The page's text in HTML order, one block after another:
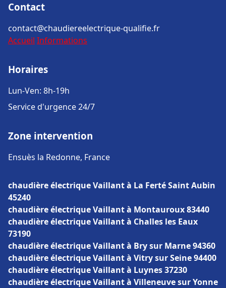
Contact
contact@chaudiereelectrique-qualifie.fr
Accueil Informations
Horaires
Lun-Ven: 8h-19h
Service d'urgence 24/7
Zone intervention
Ensuès la Redonne, France
chaudière électrique Vaillant à La Ferté Saint Aubin
45240
chaudière électrique Vaillant à Montauroux 83440
chaudière électrique Vaillant à Challes les Eaux
73190
chaudière électrique Vaillant à Bry sur Marne 94360
chaudière électrique Vaillant à Vitry sur Seine 94400
chaudière électrique Vaillant à Luynes 37230
chaudière électrique Vaillant à Villeneuve sur Yonne